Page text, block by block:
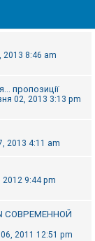
2013 8:46 am
пропозиції
02, 2013 3:13 pm
2013 4:11 am
2012 9:44 pm
СОВРЕМЕННОЙ
06, 2011 12:51 pm